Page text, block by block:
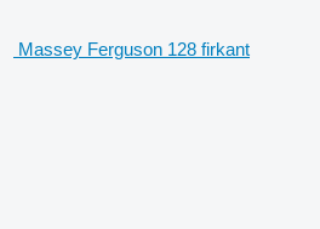
Massey Ferguson 128 firkant